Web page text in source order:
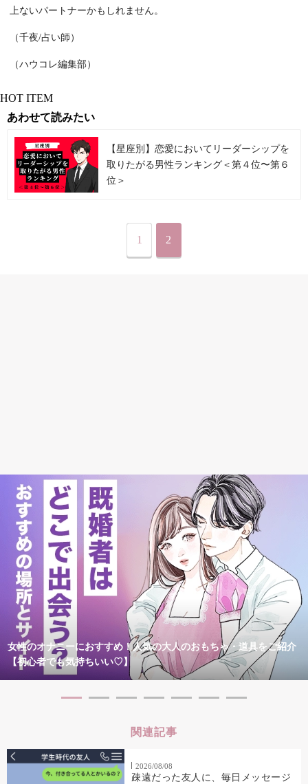
上ないパートナーかもしれません。
（千夜/占い師）
（ハウコレ編集部）
HOT ITEM
あわせて読みたい
【星座別】恋愛においてリーダーシップを
取りたがる男性ランキング＜第４位〜第６
位＞
1 2
女性のオナニーにおすすめ！人気の大人のおもちゃ・道具をご紹介
【初心者でも気持ちいい♡】
関連記事
2026/08/08
疎遠だった友人に、毎日メッセージ